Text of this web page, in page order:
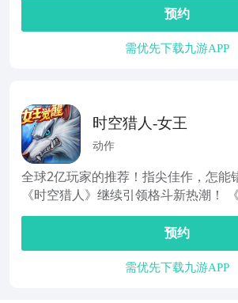
预约
需优先下载九游APP
时空猎人-女王
动作
全球2亿玩家的推荐！指尖佳作，怎能
《时空猎人》继续引领格斗新热潮！
预约
需优先下载九游APP